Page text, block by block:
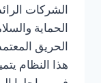
الشركات
الحماية
الحريق
هذا النظام